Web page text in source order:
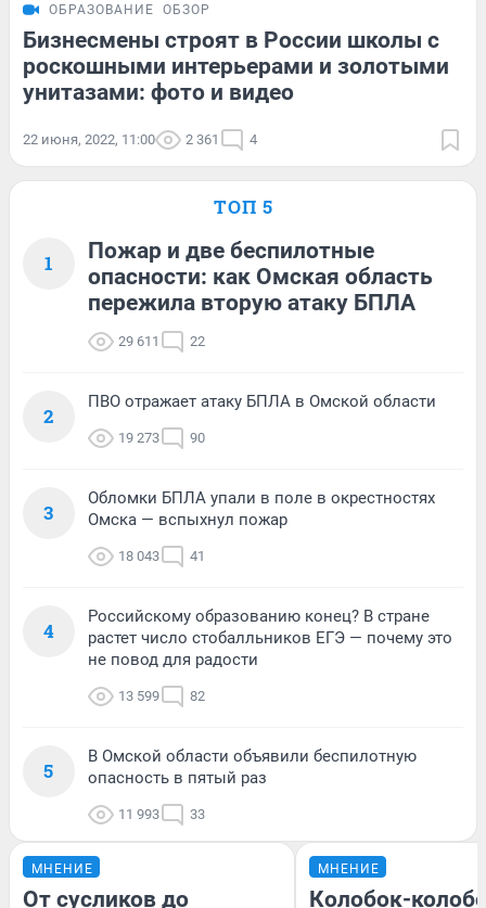
ОБРАЗОВАНИЕ ОБЗОР
Бизнесмены строят в России школы с
роскошными интерьерами и золотыми
унитазами: фото и видео
22 июня, 2022, 11:00 2 361 4
ТОП 5
1
Пожар и две беспилотные
опасности: как Омская область
пережила вторую атаку БПЛА
29 611 22
2
ПВО отражает атаку БПЛА в Омской области
19 273 90
3
Обломки БПЛА упали в поле в окрестностях
Омска — вспыхнул пожар
18 043 41
4
Российскому образованию конец? В стране
растет число стобалльников ЕГЭ — почему это
не повод для радости
13 599 82
5
В Омской области объявили беспилотную
опасность в пятый раз
11 993 33
МНЕНИЕ
От сусликов до
МНЕНИЕ
Колобок-